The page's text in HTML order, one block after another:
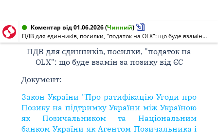
Коментар від 01.06.2026(Чинний)
ПДВ для єдинників, посилки, "податок на OLX": що буде взамін за позику від ЄС
ПДВ для єдинників, посилки, "податок на
OLX": що буде взамін за позику від ЄС
Документ:
Закон України "Про ратифікацію Угоди про
Позику на підтримку України між Україною
як Позичальником та Національним
банком України як Агентом Позичальника і